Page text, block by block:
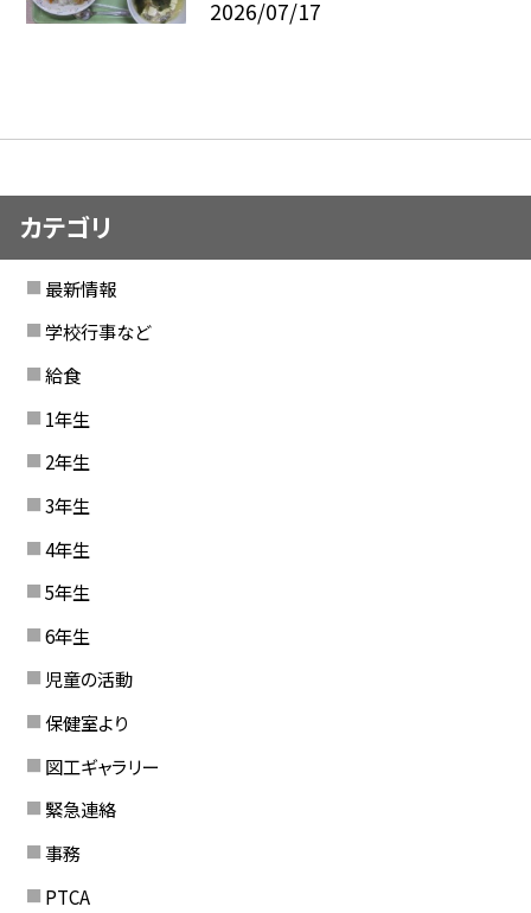
2026/07/17
カテゴリ
最新情報
学校行事など
給食
1年生
2年生
3年生
4年生
5年生
6年生
児童の活動
保健室より
図工ギャラリー
緊急連絡
事務
PTCA